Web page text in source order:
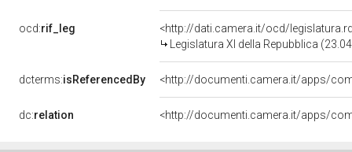
ocd:rif_leg
<http://dati.camera.it/ocd/
Legislatura XI della Repubblica
dcterms:isReferencedBy
dc:relation